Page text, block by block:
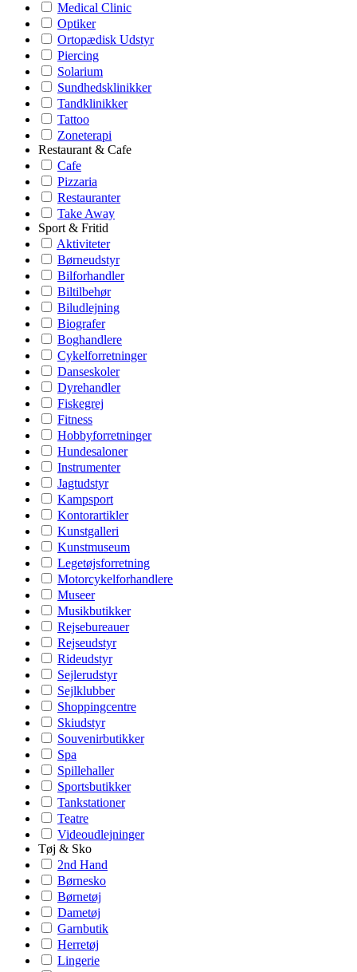
Medical Clinic
Optiker
Ortopædisk Udstyr
Piercing
Solarium
Sundhedsklinikker
Tandklinikker
Tattoo
Zoneterapi
Restaurant & Cafe
Cafe
Pizzaria
Restauranter
Take Away
Sport & Fritid
Aktiviteter
Børneudstyr
Bilforhandler
Biltilbehør
Biludlejning
Biografer
Boghandlere
Cykelforretninger
Danseskoler
Dyrehandler
Fiskegrej
Fitness
Hobbyforretninger
Hundesaloner
Instrumenter
Jagtudstyr
Kampsport
Kontorartikler
Kunstgalleri
Kunstmuseum
Legetøjsforretning
Motorcykelforhandlere
Museer
Musikbutikker
Rejsebureauer
Rejseudstyr
Rideudstyr
Sejlerudstyr
Sejlklubber
Shoppingcentre
Skiudstyr
Souvenirbutikker
Spa
Spillehaller
Sportsbutikker
Tankstationer
Teatre
Videoudlejninger
Tøj & Sko
2nd Hand
Børnesko
Børnetøj
Dametøj
Garnbutik
Herretøj
Lingerie